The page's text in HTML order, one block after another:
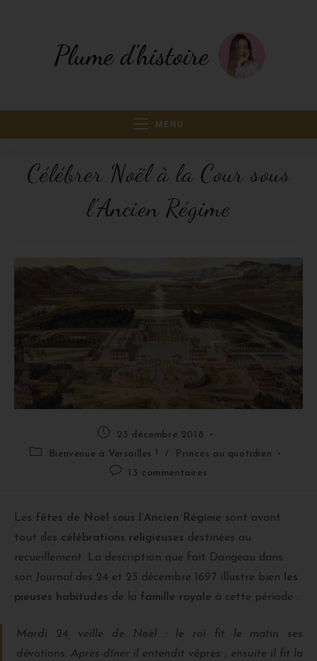
MENU
Célébrer Noël à la Cour sous
l’Ancien Régime
23 décembre 2018
Bienvenue à Versailles !
/
Princes au quotidien
13 commentaires
Les fêtes de Noël sous l’Ancien Régime sont avant
tout des célébrations religieuses destinées au
recueillement. La description que fait Dangeau dans
son Journal des 24 et 25 décembre 1697 illustre bien les
pieuses habitudes de la famille royale à cette période :
Mardi 24, veille de Noël : le roi fit le matin ses
dévotions. Après-dîner il entendit vêpres ; ensuite il fit la